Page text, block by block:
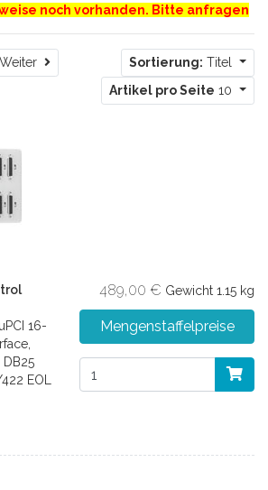
noch vorhanden. Bitte anfragen
Weiter Weiter Sortierung: Titel
Artikel pro Seite 10
16-
EOL
489,00 € Gewicht 1.15 kg
Mengenstaffelpreise